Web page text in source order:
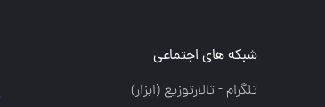
شبکه های اجتماعی
تلگرام - تالارتوزيع (ابزار)